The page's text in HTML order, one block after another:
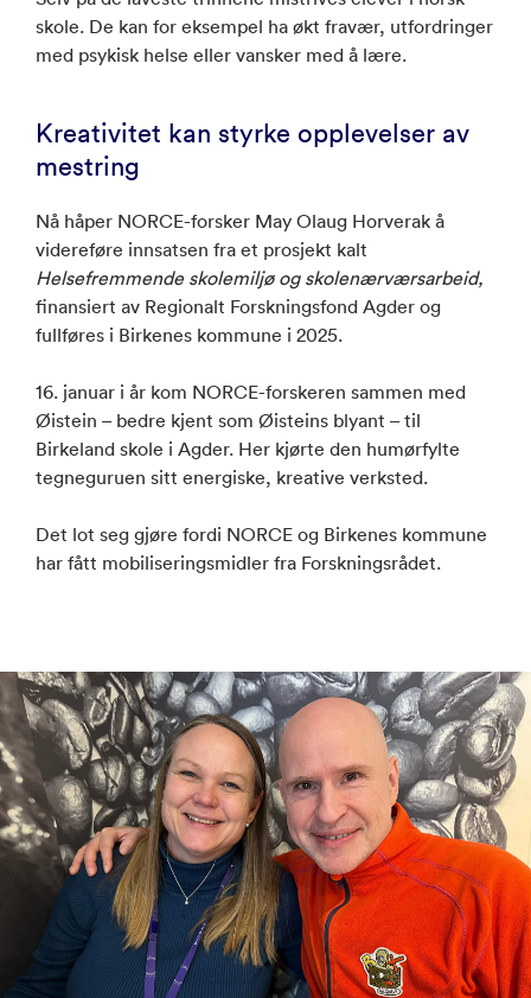
skole. De kan for eksempel ha økt fravær, utfordringer
med psykisk helse eller vansker med å lære.
Kreativitet kan styrke opplevelser av
mestring
Nå håper NORCE-forsker May Olaug Horverak å
videreføre innsatsen fra et prosjekt kalt
Helsefremmende skolemiljø og skolenærværsarbeid,
finansiert av Regionalt Forskningsfond Agder og
fullføres i Birkenes kommune i 2025.
16. januar i år kom NORCE-forskeren sammen med
Øistein – bedre kjent som Øisteins blyant – til
Birkeland skole i Agder. Her kjørte den humørfylte
tegneguruen sitt energiske, kreative verksted.
Det lot seg gjøre fordi NORCE og Birkenes kommune
har fått mobiliseringsmidler fra Forskningsrådet.